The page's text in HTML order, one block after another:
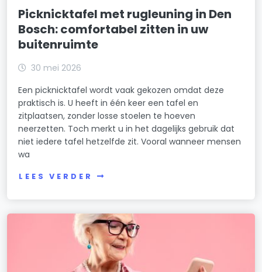
Picknicktafel met rugleuning in Den
Bosch: comfortabel zitten in uw
buitenruimte
30 mei 2026
Een picknicktafel wordt vaak gekozen omdat deze
praktisch is. U heeft in één keer een tafel en
zitplaatsen, zonder losse stoelen te hoeven
neerzetten. Toch merkt u in het dagelijks gebruik dat
niet iedere tafel hetzelfde zit. Vooral wanneer mensen
wa
LEES VERDER